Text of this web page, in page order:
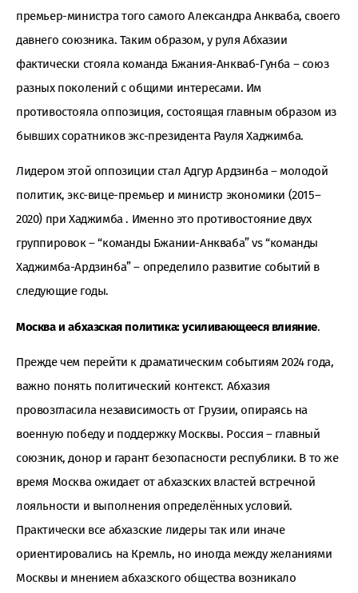
премьер-министра того самого Александра Анкваба, своего
давнего союзника. Таким образом, у руля Абхазии
фактически стояла команда Бжания-Анкваб-Гунба – союз
разных поколений с общими интересами. Им
противостояла оппозиция, состоящая главным образом из
бывших соратников экс-президента Рауля Хаджимба.
Лидером этой оппозиции стал Адгур Ардзинба – молодой
политик, экс-вице-премьер и министр экономики (2015–
2020) при Хаджимба . Именно это противостояние двух
группировок – “команды Бжании-Анкваба” vs “команды
Хаджимба-Ардзинба” – определило развитие событий в
следующие годы.
Москва и абхазская политика: усиливающееся влияние.
Прежде чем перейти к драматическим событиям 2024 года,
важно понять политический контекст. Абхазия
провозгласила независимость от Грузии, опираясь на
военную победу и поддержку Москвы. Россия – главный
союзник, донор и гарант безопасности республики. В то же
время Москва ожидает от абхазских властей встречной
лояльности и выполнения определённых условий.
Практически все абхазские лидеры так или иначе
ориентировались на Кремль, но иногда между желаниями
Москвы и мнением абхазского общества возникало